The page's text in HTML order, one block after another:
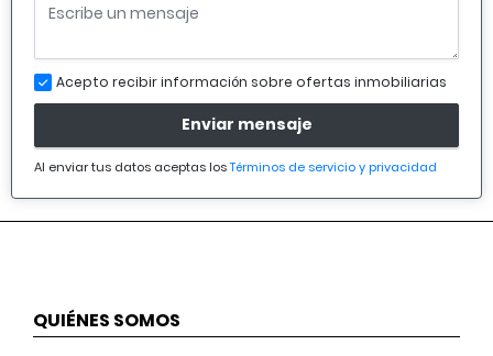
Acepto recibir información sobre ofertas inmobiliarias
Enviar mensaje
Al enviar tus datos aceptas losTérminos de servicio y privacidad
QUIÉNES SOMOS